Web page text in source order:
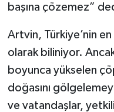
başına çözemez”
Artvin, Türkiye’nin
olarak biliniyor.
boyunca yükselen
doğasını
ve vatandaşlar,